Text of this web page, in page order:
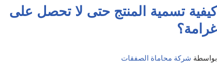
كيفية تسمية المنتج حتى لا تحصل على
غرامة؟
بواسطة شركة محاماة الصفقات